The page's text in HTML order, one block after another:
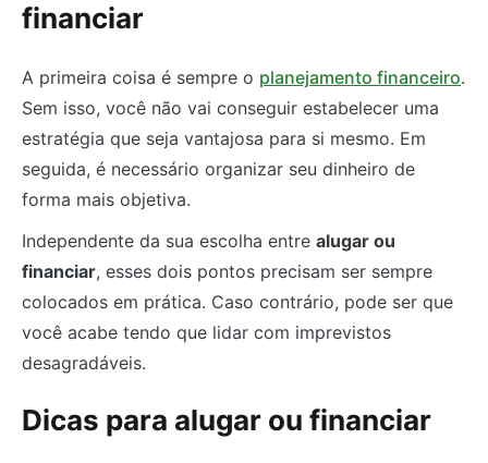
financiar
A primeira coisa é sempre o planejamento financeiro.
Sem isso, você não vai conseguir estabelecer uma
estratégia que seja vantajosa para si mesmo. Em
seguida, é necessário organizar seu dinheiro de
forma mais objetiva.
Independente da sua escolha entre alugar ou
financiar, esses dois pontos precisam ser sempre
colocados em prática. Caso contrário, pode ser que
você acabe tendo que lidar com imprevistos
desagradáveis.
Dicas para alugar ou financiar